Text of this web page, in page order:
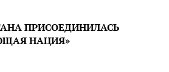
ПРИСОЕДИНИЛАСЬ
НАЦИЯ»